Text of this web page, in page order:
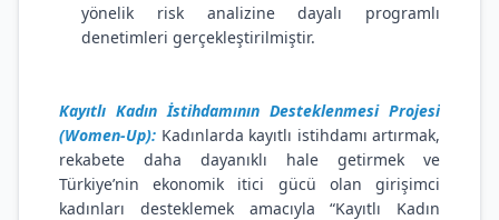
yönelik risk analizine dayalı programlı
denetimleri gerçekleştirilmiştir.
Kayıtlı Kadın İstihdamının Desteklenmesi Projesi
(Women-Up): Kadınlarda kayıtlı istihdamı artırmak,
rekabete daha dayanıklı hale getirmek ve
Türkiye’nin ekonomik itici gücü olan girişimci
kadınları desteklemek amacıyla “Kayıtlı Kadın